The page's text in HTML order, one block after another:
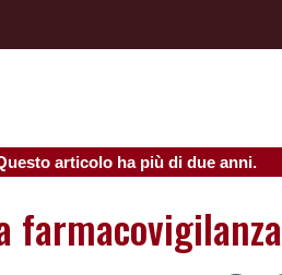
articolo ha più di due anni.
farmacovigilanza